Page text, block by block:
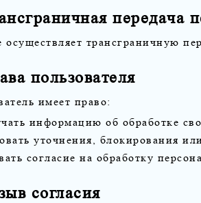
передача
осуществляет трансграничную
пользователя
имеет право:
информацию об обработке
уточнения, блокирования
согласие на обработку
согласия